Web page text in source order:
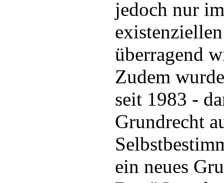
jedoch nur
überragend
Zudem
seit 1983 -
Grundrecht
ein neues